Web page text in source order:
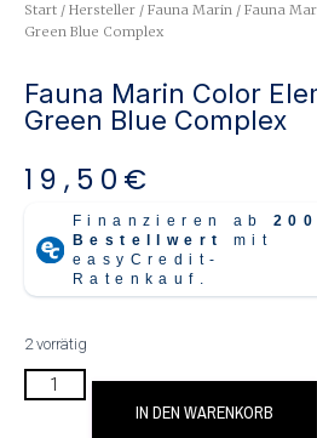
Start / Hersteller / Fauna Marin / Fauna
Green Blue Complex
Fauna Marin Color
Green Blue Complex
19,50 €
2 vorrätig
IN DEN WARENKORB